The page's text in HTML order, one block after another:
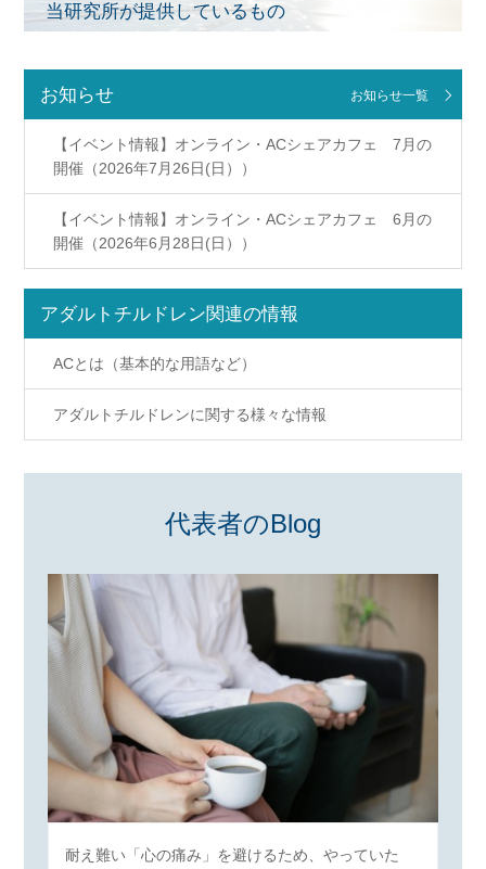
当研究所が提供しているもの
お知らせ お知らせ一覧
【イベント情報】オンライン・ACシェアカフェ 7月の
開催（2026年7月26日(日））
【イベント情報】オンライン・ACシェアカフェ 6月の
開催（2026年6月28日(日））
アダルトチルドレン関連の情報
ACとは（基本的な用語など）
アダルトチルドレンに関する様々な情報
代表者のBlog
耐え難い「心の痛み」を避けるため、やっていた